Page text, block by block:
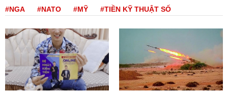
#NGA #NATO #MỸ #TIỀN KỸ THUẬT SỐ